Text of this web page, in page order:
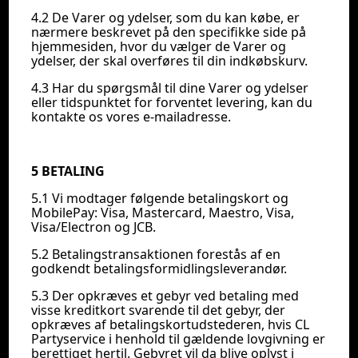
4.2 De Varer og ydelser, som du kan købe, er
nærmere beskrevet på den specifikke side på
hjemmesiden, hvor du vælger de Varer og
ydelser, der skal overføres til din indkøbskurv.
4.3 Har du spørgsmål til dine Varer og ydelser
eller tidspunktet for forventet levering, kan du
kontakte os vores e-mailadresse.
5 BETALING
5.1 Vi modtager følgende betalingskort og
MobilePay: Visa, Mastercard, Maestro, Visa,
Visa/Electron og JCB.
5.2 Betalingstransaktionen forestås af en
godkendt betalingsformidlingsleverandør.
5.3 Der opkræves et gebyr ved betaling med
visse kreditkort svarende til det gebyr, der
opkræves af betalingskortudstederen, hvis CL
Partyservice i henhold til gældende lovgivning er
berettiget hertil. Gebyret vil da blive oplyst i